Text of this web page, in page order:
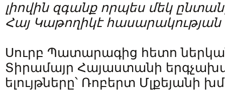
լիովին զգանք որպես մեկ
Հայ Կաթողիկէ հասարակության
Սուրբ Պատարագից հետո
Տիրամայր Հայաստանի
ելույթները՝ Ռոբերտ Մլքեյանի